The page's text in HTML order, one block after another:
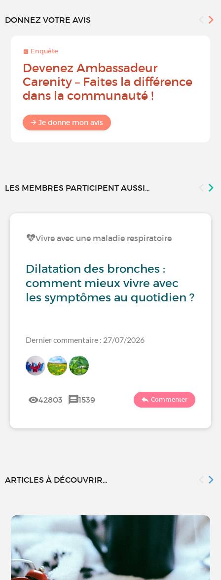
DONNEZ VOTRE AVIS
Enquête
Devenez Ambassadeur
Carenity – Faites la différence
dans la communauté !
Je donne mon avis
LES MEMBRES PARTICIPENT AUSSI...
Vivre avec une maladie respiratoire
Dilatation des bronches :
comment mieux vivre avec
les symptômes au quotidien ?
Dernier commentaire : 27/07/2026
42803 1539 Commenter
ARTICLES À DÉCOUVRIR...